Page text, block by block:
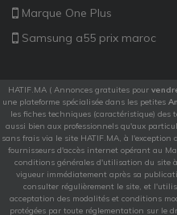
Marque One Plus
Samsung a55 prix maroc
HATIF.MA ( Annonces gratuites pour
une plateforme spécialisée dans les petites
les fiches techniques (caractéristique) des
aussi bien aux professionnels qu'aux
sans frais via le site HATIF.MA, à l'exception
fournisseurs d'accès internet opérant au
conditions générales d'utilisation du site
vigueur immédiatement après sa
consulter régulièrement le site, et
acceptation des modalités et conditions
protégées par toute réglementation sur le